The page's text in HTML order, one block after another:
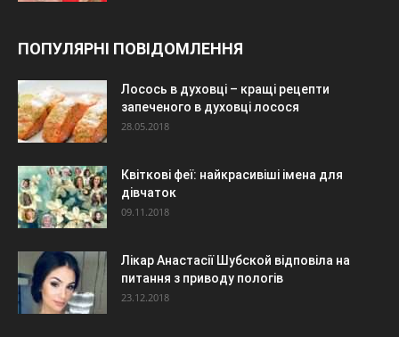
ПОПУЛЯРНІ ПОВІДОМЛЕННЯ
Лосось в духовці – кращі рецепти
запеченого в духовці лосося
28.05.2018
Квіткові феї: найкрасивіші імена для
дівчаток
09.11.2018
Лікар Анастасії Шубской відповіла на
питання з приводу пологів
23.12.2018